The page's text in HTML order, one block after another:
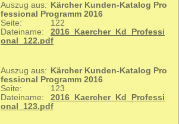
Auszug aus:
Kärcher Kunden-Katalog Pro
fessional Programm 2016
Seite:
122
Dateiname:
2016_Kaercher_Kd_Professi
onal_122.pdf
Auszug aus:
Kärcher Kunden-Katalog Pro
fessional Programm 2016
Seite:
123
Dateiname:
2016_Kaercher_Kd_Professi
onal_123.pdf